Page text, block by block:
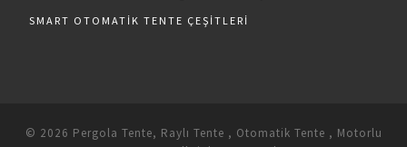
SMART OTOMATIK TENTE ÇEŞITLERI
© 2026 Pergola Tente, Raylı Tente , Otomatik Tente , Motorlu